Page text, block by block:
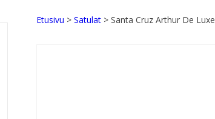
Etusivu > Satulat > Santa Cruz Arthur De Luxe